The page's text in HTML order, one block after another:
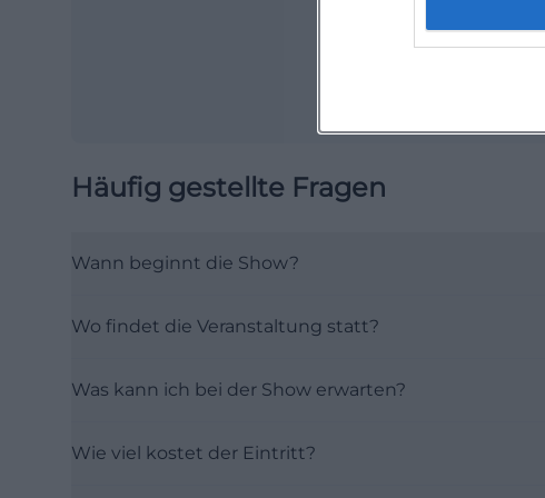
Häufig gestellte Fragen
Wann beginnt die Show?
Wo findet die Veranstaltung statt?
Was kann ich bei der Show erwarten?
Wie viel kostet der Eintritt?